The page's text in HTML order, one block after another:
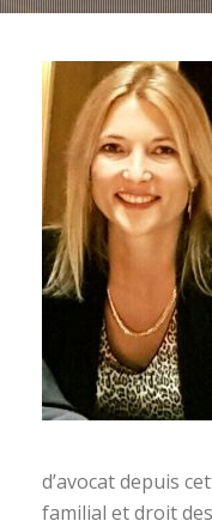
d’avocat depuis
familial et droit